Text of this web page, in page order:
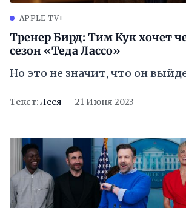
APPLE TV+
Тренер Бирд: Тим Кук хочет
сезон «Теда Лассо»
Но это не значит, что он
Текст:Леся 21 Июня 2023